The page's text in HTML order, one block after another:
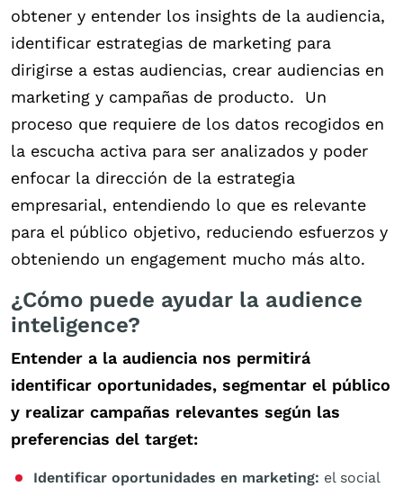
obtener y entender los insights de la audiencia,
identificar estrategias de marketing para
dirigirse a estas audiencias, crear audiencias en
marketing y campañas de producto. Un
proceso que requiere de los datos recogidos en
la escucha activa para ser analizados y poder
enfocar la dirección de la estrategia
empresarial, entendiendo lo que es relevante
para el público objetivo, reduciendo esfuerzos y
obteniendo un engagement mucho más alto.
¿Cómo puede ayudar la audience
inteligence?
Entender a la audiencia nos permitirá
identificar oportunidades, segmentar el público
y realizar campañas relevantes según las
preferencias del target:
Identificar oportunidades en marketing: el social